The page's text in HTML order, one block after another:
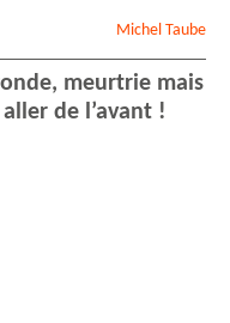
Michel Taube
meurtrie mais
de l’avant !